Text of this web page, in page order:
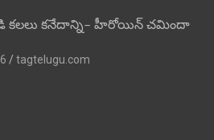
కలలు కనేదాన్ని– హీరోయిన్‌ చమిందా
tagtelugu.com